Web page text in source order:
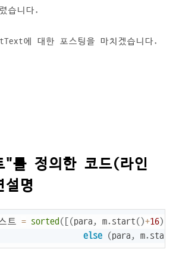
습니다.
에 대한 포스팅을 마치겠습니다.
"를 정의한 코드(라인
설명
트 = sorted( [(para , m. start()+16)
else (para , m. start
Copy